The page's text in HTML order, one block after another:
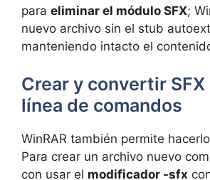
para eliminar el módulo SFX;
nuevo archivo sin el stub
manteniendo intacto el
Crear y convertir
línea de comandos
WinRAR también permite
Para crear un archivo nuevo
con usar el modificador -sfx